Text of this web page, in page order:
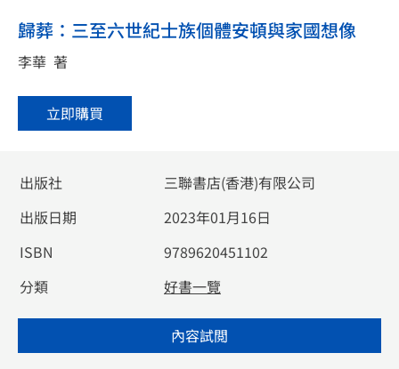
歸葬：三至六世紀士族個體安頓與家國想像
李華 著
立即購買
出版社
三聯書店(香港)有限公司
出版日期
2023年01月16日
ISBN
9789620451102
分類
好書一覽
內容試閲